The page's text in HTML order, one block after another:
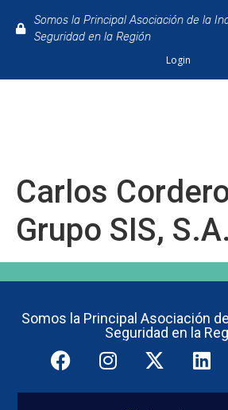
Somos la Principal Asociación de la
Seguridad en la Región
Login
Carlos
Grupo SIS, S.A.
Somos la Principal Asociación
Seguridad en la